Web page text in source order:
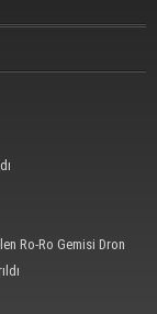
Ro-Ro Gemisi Dron